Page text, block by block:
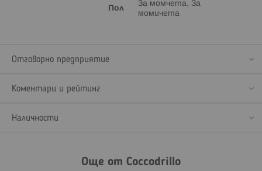
Пол
За момчета, За
момичета
Отговорно предприятие
Коментари и рейтинг
Наличности
Още от Coccodrillo